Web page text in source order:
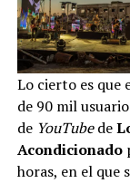
Lo cierto es que
de 90 mil
de YouTubede
Acondicionado
horas, en el que